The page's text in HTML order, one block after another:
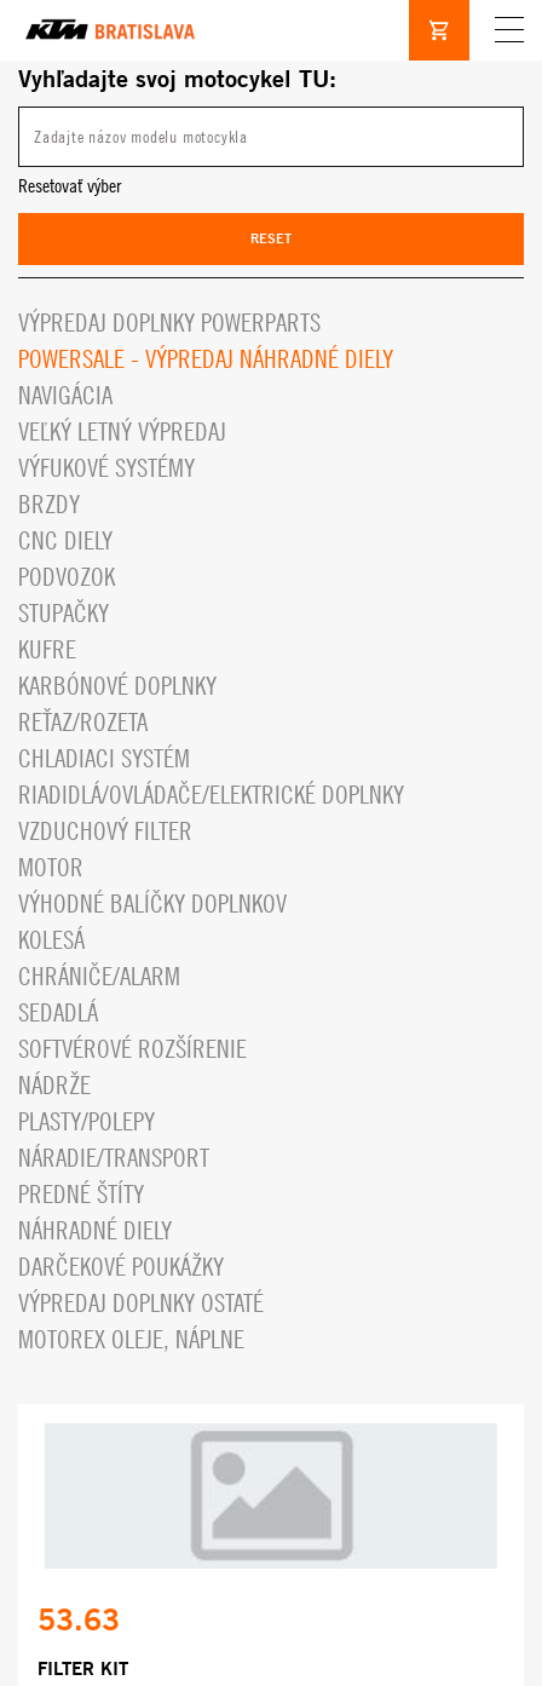
Vyhľadajte svoj motocykel TU:
Resetovať výber
RESET
VÝPREDAJ DOPLNKY POWERPARTS
POWERSALE - VÝPREDAJ NÁHRADNÉ DIELY
NAVIGÁCIA
VEĽKÝ LETNÝ VÝPREDAJ
VÝFUKOVÉ SYSTÉMY
BRZDY
CNC DIELY
PODVOZOK
STUPAČKY
KUFRE
KARBÓNOVÉ DOPLNKY
REŤAZ/ROZETA
CHLADIACI SYSTÉM
RIADIDLÁ/OVLÁDAČE/ELEKTRICKÉ DOPLNKY
VZDUCHOVÝ FILTER
MOTOR
VÝHODNÉ BALÍČKY DOPLNKOV
KOLESÁ
CHRÁNIČE/ALARM
SEDADLÁ
SOFTVÉROVÉ ROZŠÍRENIE
NÁDRŽE
PLASTY/POLEPY
NÁRADIE/TRANSPORT
PREDNÉ ŠTÍTY
NÁHRADNÉ DIELY
DARČEKOVÉ POUKÁŽKY
VÝPREDAJ DOPLNKY OSTATÉ
MOTOREX OLEJE, NÁPLNE
53.63
FILTER KIT